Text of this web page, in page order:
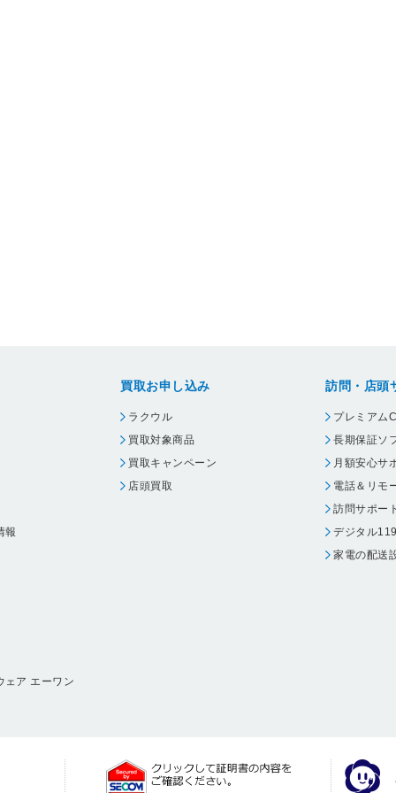
報
ェア エーワン
買取お申し込み
ラクウル
買取対象商品
買取キャンペーン
店頭買取
訪問・店頭
プレミアム
長期保証ソ
月額安心サ
電話＆リモ
訪問サポー
デジタル
家電の配送